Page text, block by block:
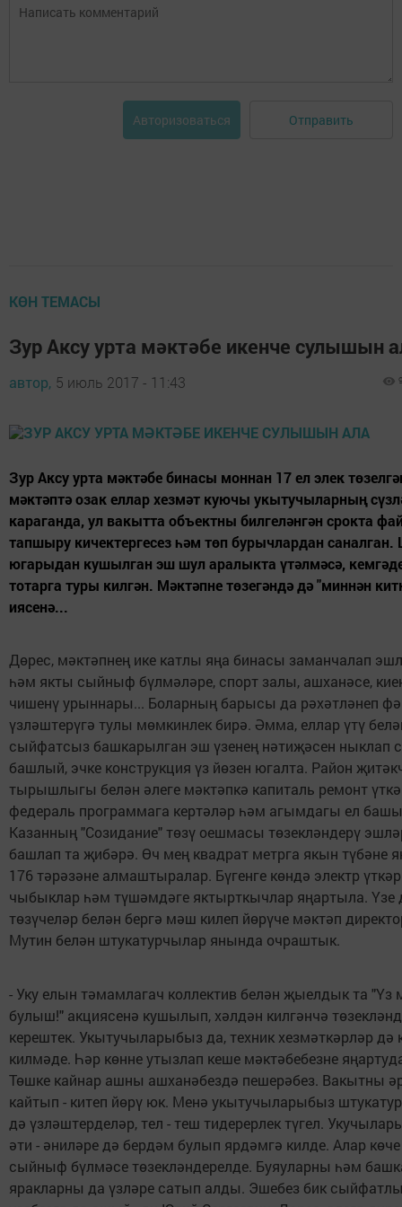
Авторизоваться Отправить
КӨН ТЕМАСЫ
Зур Аксу урта мәктәбе икенче сулышын
автор, 5 июль 2017 - 11:43
Зур Аксу урта мәктәбе бинасы моннан 17 ел элек
мәктәптә озак еллар хезмәт куючы укытучыларның
караганда, ул вакытта объектны билгеләнгән срокта
тапшыру кичектергесез һәм төп бурычлардан саналган.
югарыдан кушылган эш шул аралыкта үтәлмәсә,
тотарга туры килгән. Мәктәпне төзегәндә дә "миннән
иясенә...
Дөрес, мәктәпнең ике катлы яңа бинасы заманчалап
һәм якты сыйныф бүлмәләре, спорт залы, ашханәсе,
чишенү урыннары... Боларның барысы да рәхәтләнеп
үзләштерүгә тулы мөмкинлек бирә. Әмма, еллар үтү
сыйфатсыз башкарылган эш үзенең нәтиҗәсен ныклап
башлый, эчке конструкция үз йөзен югалта. Район
тырышлыгы белән әлеге мәктәпкә капиталь ремонт
федераль программага кертәләр һәм агымдагы ел
Казанның "Созидание" төзү оешмасы төзекләндерү
башлап та җибәрә. Өч мең квадрат метрга якын түбәне
176 тәрәзәне алмаштыралар. Бүгенге көндә электр
чыбыклар һәм түшәмдәге яктырткычлар яңартыла. Үзе
төзүчеләр белән бергә мәш килеп йөрүче мәктәп
Мутин белән штукатурчылар янында очраштык.
- Уку елын тәмамлагач коллектив белән җыелдык та "Үз
булыш!" акциясенә кушылып, хәлдән килгәнчә
керештек. Укытучыларыбыз да, техник хезмәткәрләр
килмәде. Һәр көнне утызлап кеше мәктәбебезне
Төшке кайнар ашны ашханәбездә пешерәбез. Вакытны
кайтып - китеп йөрү юк. Менә укытучыларыбыз
дә үзләштерделәр, тел - теш тидерерлек түгел.
әти - әниләре дә бердәм булып ярдәмгә килде. Алар
сыйныф бүлмәсе төзекләндерелде. Буяуларны һәм
яракларны да үзләре сатып алды. Эшебез бик